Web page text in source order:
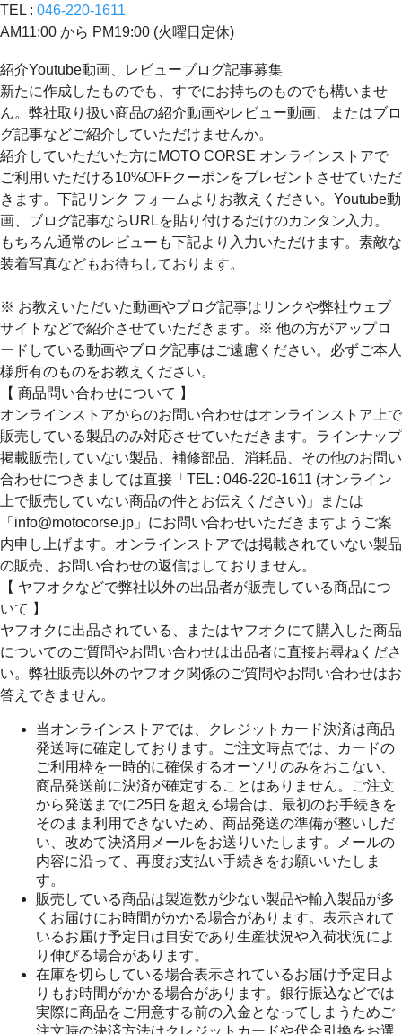
TEL : 046-220-1611
AM11:00 から PM19:00 (火曜日定休)
紹介Youtube動画、レビューブログ記事募集
新たに作成したものでも、すでにお持ちのものでも構いませ
ん。弊社取り扱い商品の紹介動画やレビュー動画、またはブロ
グ記事などご紹介していただけませんか。
紹介していただいた方にMOTO CORSE オンラインストアで
ご利用いただける10%OFFクーポンをプレゼントさせていただ
きます。下記リンク フォームよりお教えください。Youtube動
画、ブログ記事ならURLを貼り付けるだけのカンタン入力。
もちろん通常のレビューも下記より入力いただけます。素敵な
装着写真などもお待ちしております。
※ お教えいただいた動画やブログ記事はリンクや弊社ウェブ
サイトなどで紹介させていただきます。※ 他の方がアップロ
ードしている動画やブログ記事はご遠慮ください。必ずご本人
様所有のものをお教えください。
【 商品問い合わせについて 】
オンラインストアからのお問い合わせはオンラインストア上で
販売している製品のみ対応させていただきます。ラインナップ
掲載販売していない製品、補修部品、消耗品、その他のお問い
合わせにつきましては直接「TEL : 046-220-1611 (オンライン
上で販売していない商品の件とお伝えください)」または
「info@motocorse.jp」にお問い合わせいただきますようご案
内申し上げます。オンラインストアでは掲載されていない製品
の販売、お問い合わせの返信はしておりません。
【 ヤフオクなどで弊社以外の出品者が販売している商品につ
いて 】
ヤフオクに出品されている、またはヤフオクにて購入した商品
についてのご質問やお問い合わせは出品者に直接お尋ねくださ
い。弊社販売以外のヤフオク関係のご質問やお問い合わせはお
答えできません。
当オンラインストアでは、クレジットカード決済は商品
発送時に確定しております。ご注文時点では、カードの
ご利用枠を一時的に確保するオーソリのみをおこない、
商品発送前に決済が確定することはありません。ご注文
から発送までに25日を超える場合は、最初のお手続きを
そのまま利用できないため、商品発送の準備が整いしだ
い、改めて決済用メールをお送りいたします。メールの
内容に沿って、再度お支払い手続きをお願いいたしま
す。
販売している商品は製造数が少ない製品や輸入製品が多
くお届けにお時間がかかる場合があります。表示されて
いるお届け予定日は目安であり生産状況や入荷状況によ
り伸びる場合があります。
在庫を切らしている場合表示されているお届け予定日よ
りもお時間がかかる場合があります。銀行振込などでは
実際に商品をご用意する前の入金となってしまうためご
注文時の決済方法はクレジットカードや代金引換をお選